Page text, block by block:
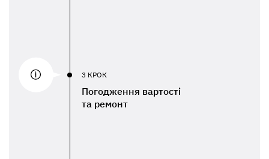
3 КРОК
Погодження вартості
та ремонт